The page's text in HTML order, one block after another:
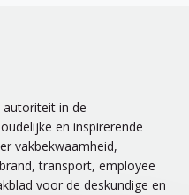
autoriteit in de
en inspirerende
vakbekwaamheid,
transport, employee
voor de deskundige en